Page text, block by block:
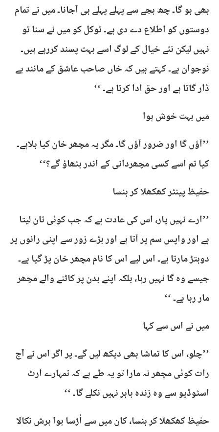
بھی ہو گا۔ چھ بجے سے پہلے پہلے ہی آجانا۔ میں نے تمام
دوستوں کو اطلاع دے دی ہے۔ توکل کو میں نے سنا تو
نہیں لیکن نئے خیال کے لوگ اسے بہت پسند کررہے ہیں۔
نوجوان ہے۔ کہتے ہیں کہ خاں صاحب عاشق کے مانند بے
ڈار گاتا ہے اور حق ادا کرتا ہے۔ ‘‘
میں بہت خوش ہوا
’’آؤں گا اور ضرور آؤں گا۔ مگر یہ مچھر خان کیا بلاہے۔
کیا تم اسے کسی مچھردانی کے اندر بٹھاؤ گے؟‘‘
حفیظ پینٹر کھکھلا کر ہنسا
’’ارے نہیں یار، اس کی عادت ہے کہ جب کوئی تان لیتا
ہے اور واپس سم پر آتا ہے اور بڑے زور سے اپنی رانوں پر
دوہتڑ مارتا ہے۔ اس لیے اس کا نام مچھر خان پڑ گیا ہے۔
جیسے وہ گا نہیں رہا، بلکہ اپنے بدن پر کاٹنے والے مچھر
مار رہا ہے۔ ‘‘
میں نے اس سے کہا
’’چلو، اس کا تماشا بھی دیکھ لیں گے۔ پر اگر اس نے آج
رات کوئی مچھر نہ مارا تو یہ طے ہے کہ تمہارے آرٹ
اسٹوڈیو سے وہ زندہ باہر نہیں نکلے گا۔ ‘‘
حفیظ کھکھلا کر ہنسا، کان میں سے اُڑسا ہوا برش نکالا